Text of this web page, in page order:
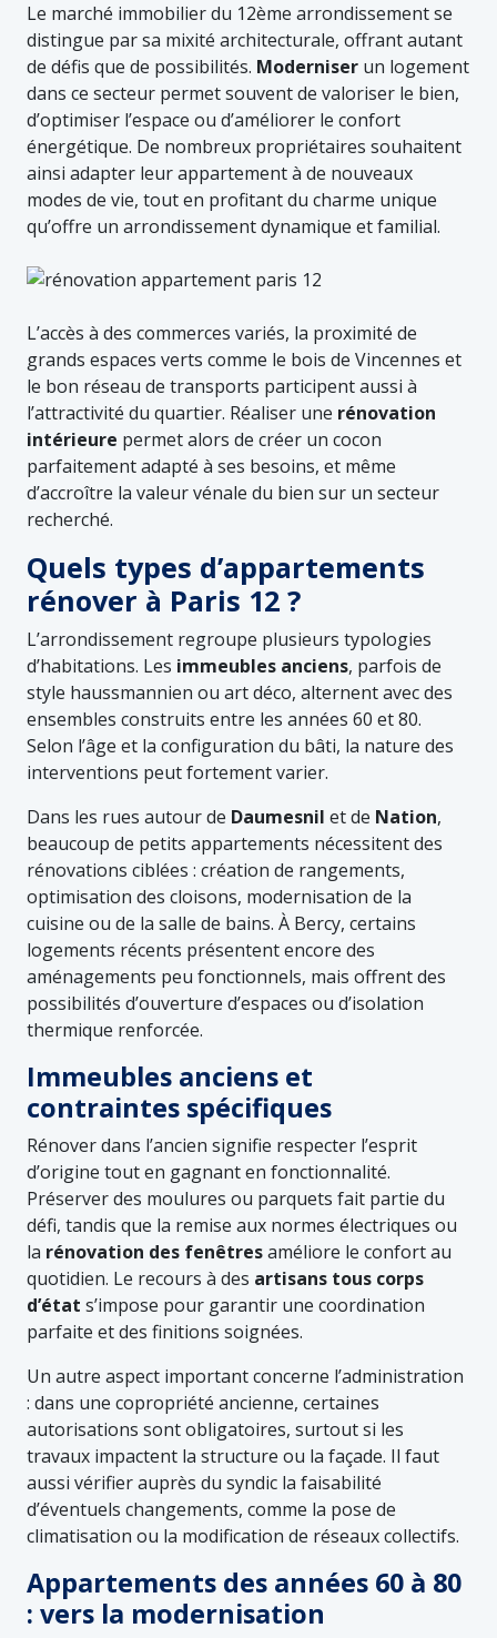
Le marché immobilier du 12ème arrondissement se
distingue par sa mixité architecturale, offrant autant
de défis que de possibilités. Moderniser un logement
dans ce secteur permet souvent de valoriser le bien,
d’optimiser l’espace ou d’améliorer le confort
énergétique. De nombreux propriétaires souhaitent
ainsi adapter leur appartement à de nouveaux
modes de vie, tout en profitant du charme unique
qu’offre un arrondissement dynamique et familial.
L’accès à des commerces variés, la proximité de
grands espaces verts comme le bois de Vincennes et
le bon réseau de transports participent aussi à
l’attractivité du quartier. Réaliser une rénovation
intérieure permet alors de créer un cocon
parfaitement adapté à ses besoins, et même
d’accroître la valeur vénale du bien sur un secteur
recherché.
Quels types d’appartements
rénover à Paris 12 ?
L’arrondissement regroupe plusieurs typologies
d’habitations. Les immeubles anciens, parfois de
style haussmannien ou art déco, alternent avec des
ensembles construits entre les années 60 et 80.
Selon l’âge et la configuration du bâti, la nature des
interventions peut fortement varier.
Dans les rues autour de Daumesnil et de Nation,
beaucoup de petits appartements nécessitent des
rénovations ciblées : création de rangements,
optimisation des cloisons, modernisation de la
cuisine ou de la salle de bains. À Bercy, certains
logements récents présentent encore des
aménagements peu fonctionnels, mais offrent des
possibilités d’ouverture d’espaces ou d’isolation
thermique renforcée.
Immeubles anciens et
contraintes spécifiques
Rénover dans l’ancien signifie respecter l’esprit
d’origine tout en gagnant en fonctionnalité.
Préserver des moulures ou parquets fait partie du
défi, tandis que la remise aux normes électriques ou
la rénovation des fenêtresaméliore le confort au
quotidien. Le recours à des artisans tous corps
d’état s’impose pour garantir une coordination
parfaite et des finitions soignées.
Un autre aspect important concerne l’administration
: dans une copropriété ancienne, certaines
autorisations sont obligatoires, surtout si les
travaux impactent la structure ou la façade. Il faut
aussi vérifier auprès du syndic la faisabilité
d’éventuels changements, comme la pose de
climatisation ou la modification de réseaux collectifs.
Appartements des années 60 à 80
: vers la modernisation